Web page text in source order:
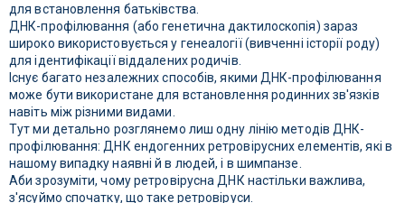
для встановлення батьківства.
ДНК-профілювання (або генетична дактилоскопія) зараз
широко використовується у генеалогії (вивченні історії роду)
для ідентифікації віддалених родичів.
Існує багато незалежних способів, якими ДНК-профілювання
може бути використане для встановлення родинних зв'язків
навіть між різними видами.
Тут ми детально розглянемо лиш одну лінію методів ДНК-
профілювання: ДНК ендогенних ретровірусних елементів, які в
нашому випадку наявні й в людей, і в шимпанзе.
Аби зрозуміти, чому ретровірусна ДНК настільки важлива,
з'ясуймо спочатку, що таке ретровіруси.